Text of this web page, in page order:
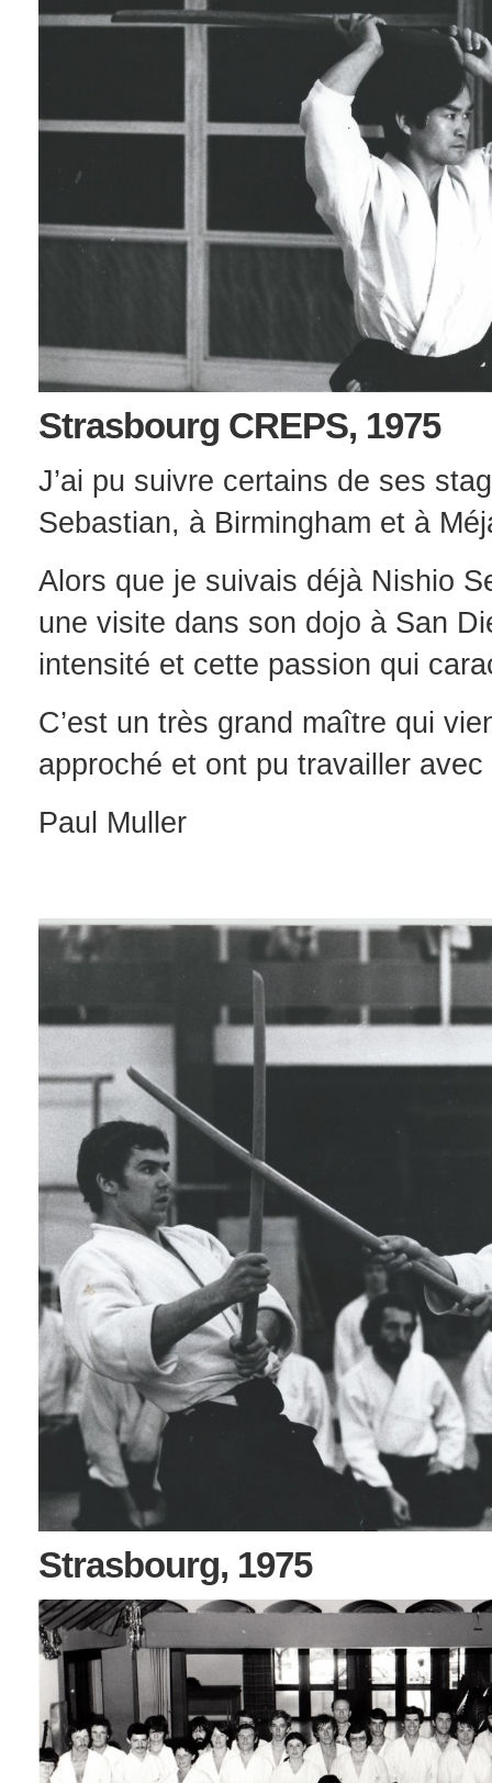
Strasbourg CREPS, 1975
J’ai pu suivre certains de ses
Sebastian, à Birmingham et à
Alors que je suivais déjà Nishio
une visite dans son dojo à San
intensité et cette passion qui
C’est un très grand maître qui
approché et ont pu travailler
Paul Muller
Strasbourg, 1975